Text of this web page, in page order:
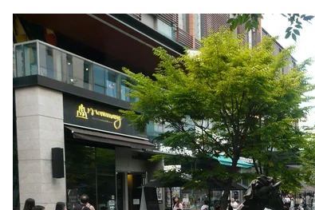
Розробник мережевого обладнання Cisco
сантиметр Сонґдо, вбудувавши всюди
пішоходів і, щоб знизити витрати,
яскравішим там, де людей більше. До
будови. За допомогою цього можна
За заявами компанії Cisco, інновації у
дали можливість скоротити споживання